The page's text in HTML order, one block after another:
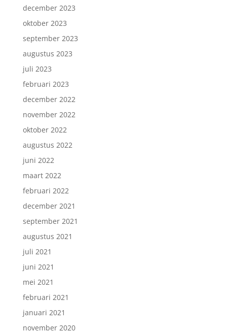
december 2023
oktober 2023
september 2023
augustus 2023
juli 2023
februari 2023
december 2022
november 2022
oktober 2022
augustus 2022
juni 2022
maart 2022
februari 2022
december 2021
september 2021
augustus 2021
juli 2021
juni 2021
mei 2021
februari 2021
januari 2021
november 2020